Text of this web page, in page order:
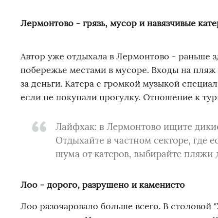
Лермонтово - грязь, мусор и навязчивые
Автор уже отдыхала в Лермонтово - раньше
побережье местами в мусоре. Входы на
за деньги. Катера с громкой музыкой
если не покупали прогулку. Отношение к
Лайфхак: в Лермонтово ищите
Отдыхайте в частном секторе, где
шума от катеров, выбирайте
Лоо - дорого, разрушено и каменисто
Лоо разочаровало больше всего. В столовой